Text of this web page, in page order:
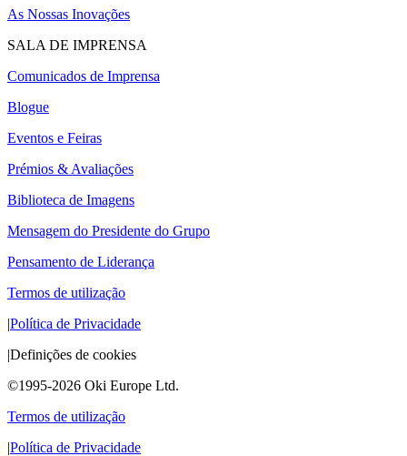
As Nossas Inovações
SALA DE IMPRENSA
Comunicados de Imprensa
Blogue
Eventos e Feiras
Prémios & Avaliações
Biblioteca de Imagens
Mensagem do Presidente do Grupo
Pensamento de Liderança
Termos de utilização
|Política de Privacidade
|Definições de cookies
©1995-2026 Oki Europe Ltd.
Termos de utilização
|Política de Privacidade